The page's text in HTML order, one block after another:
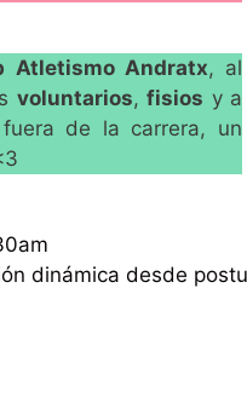
Atletismo Andratx, al
voluntarios,fisios y a
de la carrera, un
dinámica desde